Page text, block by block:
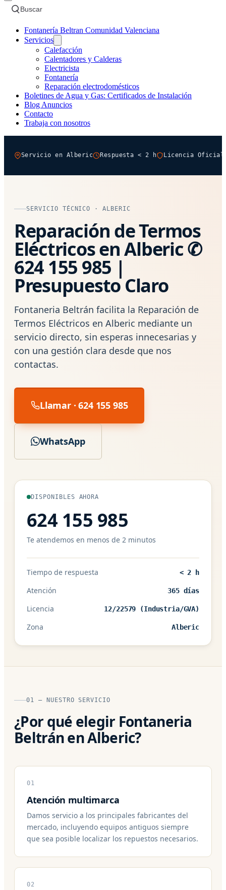
Buscar
Fontanería Beltran Comunidad Valenciana
Servicios
Calefacción
Calentadores y Calderas
Electricista
Fontanería
Reparación electrodomésticos
Boletines de Agua y Gas: Certificados de Instalación
Blog Anuncios
Contacto
Trabaja con nosotros
Servicio en Alberic Respuesta < 2 h Licencia Oficial
SERVICIO TÉCNICO · ALBERIC
Reparación de Termos
Eléctricos en Alberic ✆
624 155 985 |
Presupuesto Claro
Fontaneria Beltrán facilita la Reparación de
Termos Eléctricos en Alberic mediante un
servicio directo, sin esperas innecesarias y
con una gestión clara desde que nos
contactas.
Llamar · 624 155 985
WhatsApp
DISPONIBLES AHORA
624 155 985
Te atendemos en menos de 2 minutos
Tiempo de respuesta < 2 h
Atención 365 días
Licencia 12/22579 (Industria/GVA)
Zona Alberic
01 — NUESTRO SERVICIO
¿Por qué elegir Fontaneria
Beltrán en Alberic?
01
Atención multimarca
Damos servicio a los principales fabricantes del
mercado, incluyendo equipos antiguos siempre
que sea posible localizar los repuestos necesarios.
02